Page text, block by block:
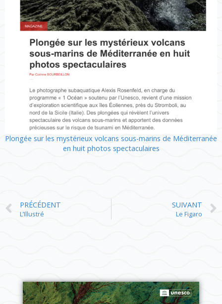
Plongée sur les mystérieux volcans sous-marins de Méditerranée
en huit photos spectaculaires
PRÉCÉDENT
L’Illustré
SUIVANT
Le Figaro